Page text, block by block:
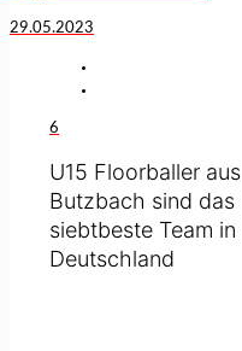
29.05.2023
6
U15 Floorballer aus
Butzbach sind das
siebtbeste Team in
Deutschland